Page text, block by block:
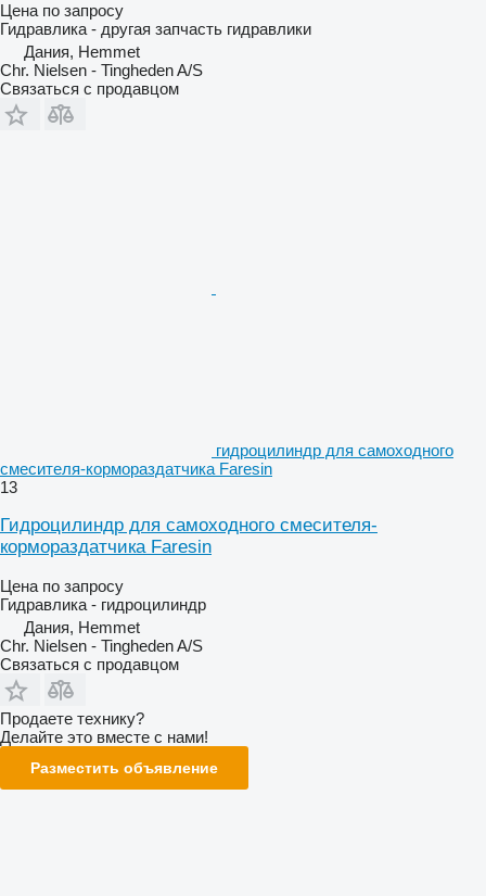
Цена по запросу
Гидравлика - другая запчасть гидравлики
Дания, Hemmet
Chr. Nielsen - Tingheden A/S
Связаться с продавцом
гидроцилиндр для самоходного
смесителя-кормораздатчика Faresin
13
Гидроцилиндр для самоходного смесителя-
кормораздатчика Faresin
Цена по запросу
Гидравлика - гидроцилиндр
Дания, Hemmet
Chr. Nielsen - Tingheden A/S
Связаться с продавцом
Продаете технику?
Делайте это вместе с нами!
Разместить объявление